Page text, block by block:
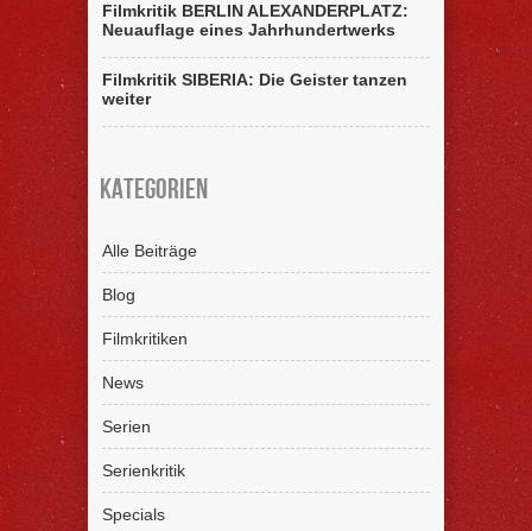
Filmkritik BERLIN ALEXANDERPLATZ:
Neuauflage eines Jahrhundertwerks
Filmkritik SIBERIA: Die Geister tanzen
weiter
Kategorien
Alle Beiträge
Blog
Filmkritiken
News
Serien
Serienkritik
Specials